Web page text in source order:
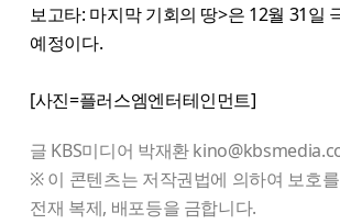
보고타: 마지막 기회의 땅>은 12월 31일
예정이다.
[사진=플러스엠엔터테인먼트]
글 KBS미디어 박재환
※ 이 콘텐츠는 저작권법에 의하여 보호
전재 복제, 배포등을 금합니다.